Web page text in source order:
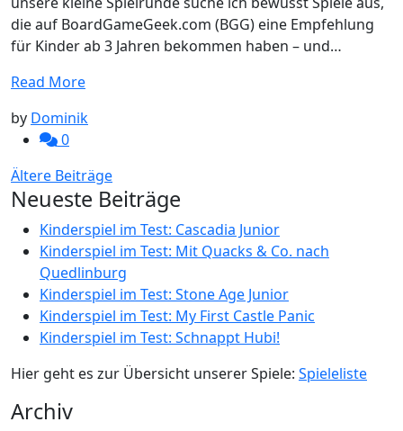
die auf BoardGameGeek.com (BGG) eine Empfehlung
für Kinder ab 3 Jahren bekommen haben – und…
Read More
by Dominik
0
Beitragsnavigation
Ältere Beiträge
Neueste Beiträge
Kinderspiel im Test: Cascadia Junior
Kinderspiel im Test: Mit Quacks & Co. nach
Quedlinburg
Kinderspiel im Test: Stone Age Junior
Kinderspiel im Test: My First Castle Panic
Kinderspiel im Test: Schnappt Hubi!
Hier geht es zur Übersicht unserer Spiele: Spieleliste
Archiv